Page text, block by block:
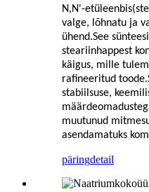
N,N'-
valge, lõhnatu ja
ühend.See
steariinhappest
käigus, mille
rafineeritud
stabiilsuse,
muutunud
asendamatuks
päringdetail